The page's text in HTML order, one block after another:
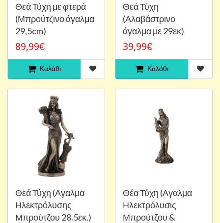
Θεά Τύχη με φτερά
(Μπρούτζινο άγαλμα
29,5cm)
89,99€
Καλάθι
Θεά Τύχη
(Αλαβάστρινο
άγαλμα με 29εκ)
39,99€
Καλάθι
Θεά Τύχη (Αγαλμα
Ηλεκτρόλυσης
Μπρούτζου 28.5εκ.)
Θέα Τύχη (Αγαλμα
Ηλεκτρόλυσις
Μπρούτζου &